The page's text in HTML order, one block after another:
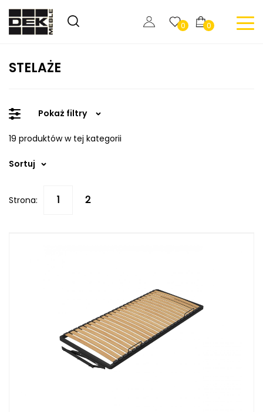
0 0
STELAŻE
Pokaż filtry
19 produktów w tej kategorii
Sortuj
Strona: